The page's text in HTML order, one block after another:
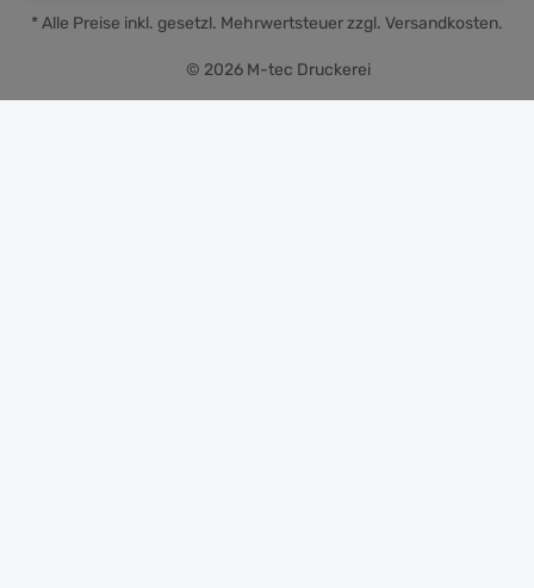
© 2026 M-tec Druckerei
* Alle Preise inkl. gesetzl. Mehrwertsteuer zzgl. Versandkosten.